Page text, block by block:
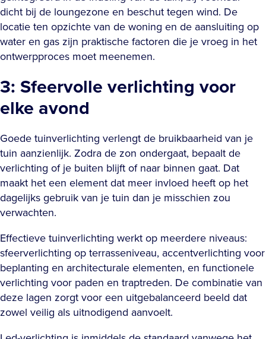
dicht bij de loungezone en beschut tegen wind. De
locatie ten opzichte van de woning en de aansluiting op
water en gas zijn praktische factoren die je vroeg in het
ontwerpproces moet meenemen.
3: Sfeervolle verlichting voor
elke avond
Goede tuinverlichting verlengt de bruikbaarheid van je
tuin aanzienlijk. Zodra de zon ondergaat, bepaalt de
verlichting of je buiten blijft of naar binnen gaat. Dat
maakt het een element dat meer invloed heeft op het
dagelijks gebruik van je tuin dan je misschien zou
verwachten.
Effectieve tuinverlichting werkt op meerdere niveaus:
sfeerverlichting op terrasseniveau, accentverlichting voor
beplanting en architecturale elementen, en functionele
verlichting voor paden en traptreden. De combinatie van
deze lagen zorgt voor een uitgebalanceerd beeld dat
zowel veilig als uitnodigend aanvoelt.